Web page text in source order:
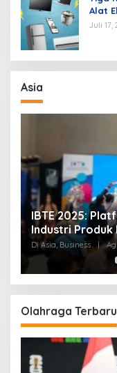
Alat
Juli 17,
Asia
IBTE 2025:
Industri Produk
Tenggara
Di Asia, Business |
Olahraga Terbaru